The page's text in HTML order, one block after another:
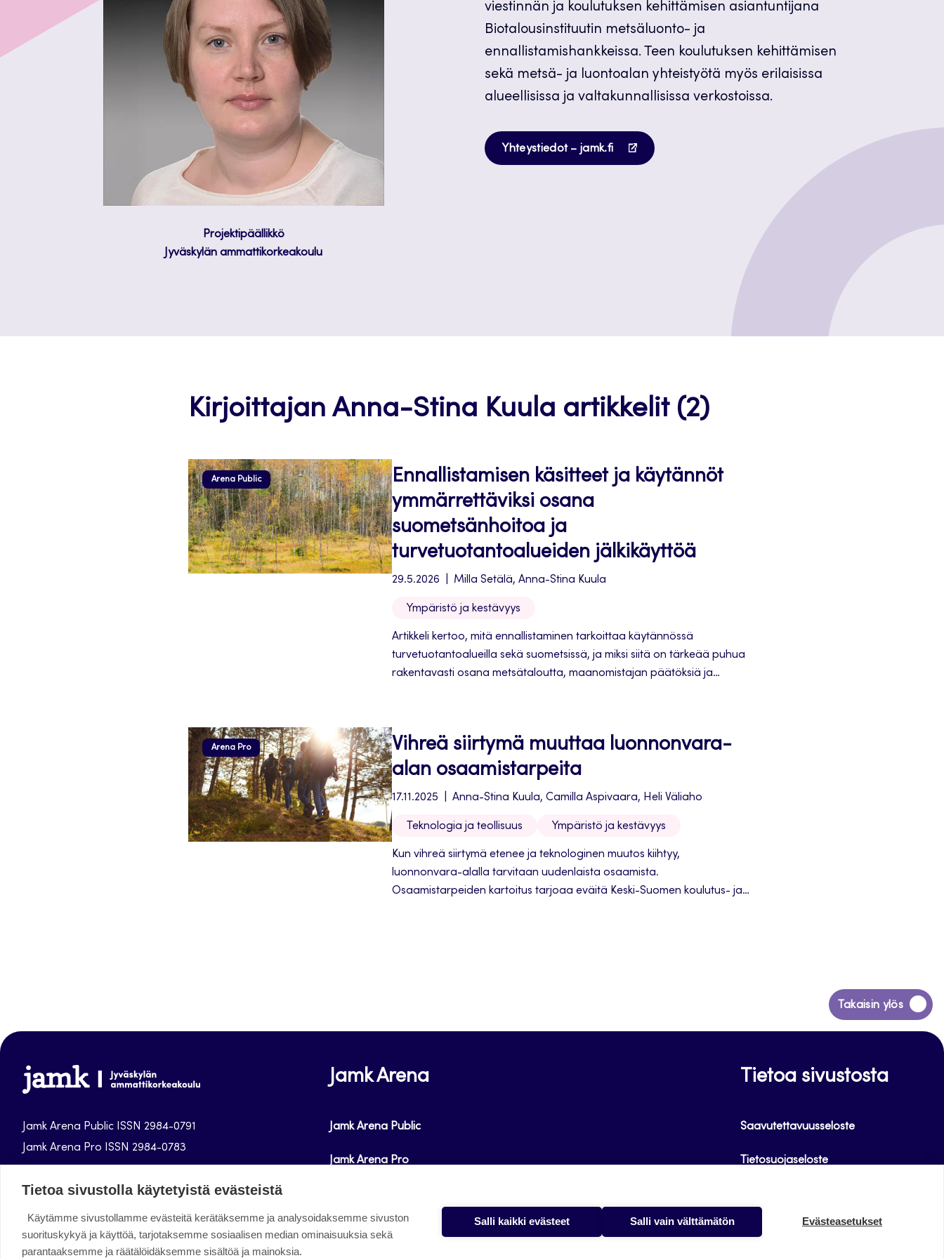
Projektipäällikkö
Jyväskylän ammattikorkeakoulu
viestinnän ja koulutuksen kehittämisen asiantuntijana
Biotalousinstituutin metsäluonto- ja
ennallistamishankkeissa. Teen koulutuksen kehittämisen
sekä metsä- ja luontoalan yhteistyötä myös erilaisissa
alueellisissa ja valtakunnallisissa verkostoissa.
Yhteystiedot – jamk.fi
Avautuu
uuteen
Kirjoittajan Anna-Stina Kuula artikkelit (2)
Arena Public
Ennallistamisen käsitteet ja käytännöt
ymmärrettäviksi osana
suometsänhoitoa ja
turvetuotantoalueiden jälkikäyttöä
29.5.2026 Milla Setälä, Anna-Stina Kuula
Ympäristö ja kestävyys
Artikkeli kertoo, mitä ennallistaminen tarkoittaa käytännössä
turvetuotantoalueilla sekä suometsissä, ja miksi siitä on tärkeää puhua
rakentavasti osana metsätaloutta, maanomistajan päätöksiä ja
Arena Pro
Vihreä siirtymä muuttaa luonnonvara-
alan osaamistarpeita
17.11.2025 Anna-Stina Kuula, Camilla Aspivaara, Heli Väliaho
Teknologia ja teollisuus Ympäristö ja kestävyys
Kun vihreä siirtymä etenee ja teknologinen muutos kiihtyy,
luonnonvara-alalla tarvitaan uudenlaista osaamista.
Osaamistarpeiden kartoitus tarjoaa eväitä Keski-Suomen koulutus- ja
Takaisin ylös
Siirry
takaisin
Jamk
Arena
Jamk Arena Public ISSN 2984-0791
Jamk Arena Pro ISSN 2984-0783
Jyväskylän ammattikorkeakoulun julkaisut
FacebookInstagram
LinkedinTwitterYoutube
Jamk Arena
Jamk Arena Public
Jamk Arena Pro
Tietoa sivustosta
Saavutettavuusseloste
Tietosuojaseloste
Tietoa sivustolla käytetyistä evästeistä
Käytämme sivustollamme evästeitä kerätäksemme ja analysoidaksemme sivuston
suorituskykyä ja käyttöä, tarjotaksemme sosiaalisen median ominaisuuksia sekä
parantaaksemme ja räätälöidäksemme sisältöä ja mainoksia.
Salli kaikki evästeet Salli vain välttämätön Evästeasetukset